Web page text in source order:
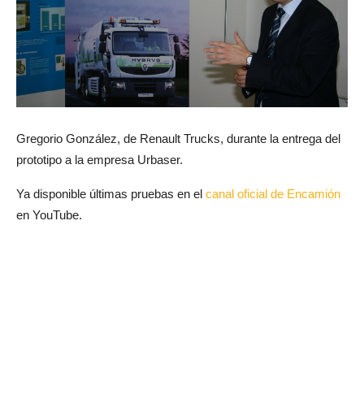
Gregorio González, de Renault Trucks, durante la entrega del
prototipo a la empresa Urbaser.
Ya disponible últimas pruebas en el canal oficial de Encamión
en YouTube.